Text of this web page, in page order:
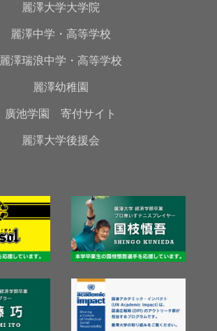
麗澤大学大学院
麗澤中学・高等学校
麗澤瑞浪中学・高等学校
麗澤幼稚園
廣池学園 寄付サイト
麗澤大学後援会